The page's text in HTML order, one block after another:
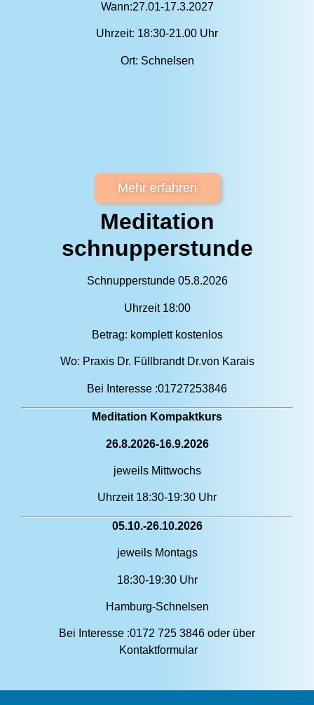
Wann:27.01-17.3.2027
Uhrzeit: 18:30-21.00 Uhr
Ort: Schnelsen
Mehr erfahren
Meditation
schnupperstunde
Schnupperstunde 05.8.2026
Uhrzeit 18:00
Betrag: komplett kostenlos
Wo: Praxis Dr. Füllbrandt Dr.von Karais
Bei Interesse :01727253846
Meditation Kompaktkurs
26.8.2026-16.9.2026
jeweils Mittwochs
Uhrzeit 18:30-19:30 Uhr
05.10.-26.10.2026
jeweils Montags
18:30-19:30 Uhr
Hamburg-Schnelsen
Bei Interesse :0172 725 3846 oder über
Kontaktformular